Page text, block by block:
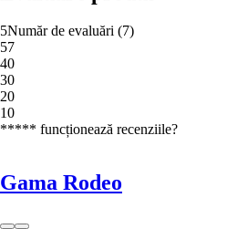
5Număr de evaluări (7)
57
40
30
20
10
***** funcționează recenziile?
Gama Rodeo